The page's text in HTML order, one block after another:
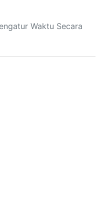
Waktu Secara